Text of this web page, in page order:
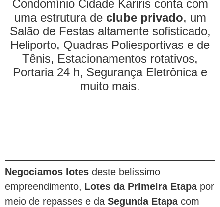
Condomínio Cidade Kariris conta com
uma estrutura de clube privado, um
Salão de Festas altamente sofisticado,
Heliporto, Quadras Poliesportivas e de
Tênis, Estacionamentos rotativos,
Portaria 24 h, Segurança Eletrônica e
muito mais.
Negociamos lotes deste belíssimo
empreendimento, Lotes da Primeira Etapapor
meio de repasses e da Segunda Etapacom